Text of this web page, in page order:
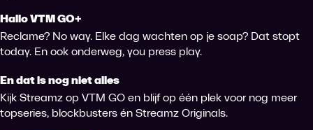
Hallo VTM GO+
Reclame? No way. Elke dag wachten op je soap? Dat stopt
today. En ook onderweg, you press play.
En dat is nog niet alles
Kijk Streamz op VTM GO en blijf op één plek voor nog meer
topseries, blockbusters én Streamz Originals.